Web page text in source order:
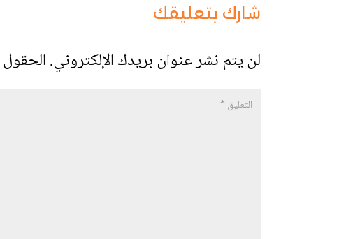
شارك بتعليقك
لن يتم نشر عنوان بريدك الإلكتروني.الحقول